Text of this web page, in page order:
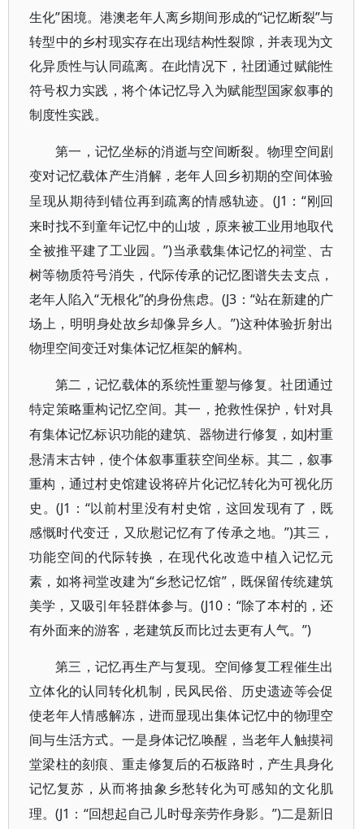
生化”困境。港澳老年人离乡期间形成的“记忆断裂”与
转型中的乡村现实存在出现结构性裂隙，并表现为文
化异质性与认同疏离。在此情况下，社团通过赋能性
符号权力实践，将个体记忆导入为赋能型国家叙事的
制度性实践。
第一，记忆坐标的消逝与空间断裂。物理空间剧
变对记忆载体产生消解，老年人回乡初期的空间体验
呈现从期待到错位再到疏离的情感轨迹。 (J1：“刚回
来时找不到童年记忆中的山坡，原来被工业用地取代
全被推平建了工业园。”)当承载集体记忆的祠堂、古
树等物质符号消失，代际传承的记忆图谱失去支点，
老年人陷入“无根化”的身份焦虑。(J3：“站在新建的广
场上，明明身处故乡却像异乡人。”)这种体验折射出
物理空间变迁对集体记忆框架的解构。
第二，记忆载体的系统性重塑与修复。社团通过
特定策略重构记忆空间。其一，抢救性保护，针对具
有集体记忆标识功能的建筑、器物进行修复，如J村重
悬清末古钟，使个体叙事重获空间坐标。其二，叙事
重构，通过村史馆建设将碎片化记忆转化为可视化历
史。(J1：“以前村里没有村史馆，这回发现有了，既
感慨时代变迁，又欣慰记忆有了传承之地。”)其三，
功能空间的代际转换，在现代化改造中植入记忆元
素，如将祠堂改建为“乡愁记忆馆”，既保留传统建筑
美学，又吸引年轻群体参与。(J10：“除了本村的，还
有外面来的游客，老建筑反而比过去更有人气。”)
第三，记忆再生产与复现。空间修复工程催生出
立体化的认同转化机制，民风民俗、历史遗迹等会促
使老年人情感解冻，进而显现出集体记忆中的物理空
间与生活方式。一是身体记忆唤醒，当老年人触摸祠
堂梁柱的刻痕、重走修复后的石板路时，产生具身化
记忆复苏，从而将抽象乡愁转化为可感知的文化肌
理。(J1：“回想起自己儿时母亲劳作身影。”)二是新旧